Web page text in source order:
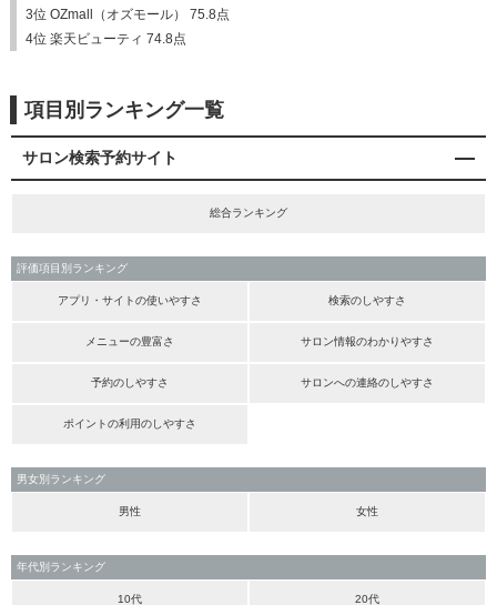
3位 OZmall（オズモール） 75.8点
4位 楽天ビューティ 74.8点
項目別ランキング一覧
サロン検索予約サイト
総合ランキング
評価項目別ランキング
アプリ・サイトの使いやすさ 検索のしやすさ
メニューの豊富さ サロン情報のわかりやすさ
予約のしやすさ サロンへの連絡のしやすさ
ポイントの利用のしやすさ
男女別ランキング
男性 女性
年代別ランキング
10代 20代